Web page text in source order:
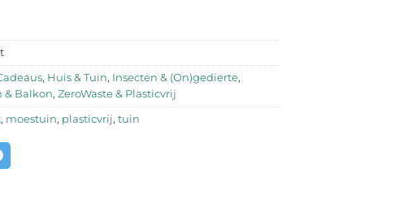
, Huis & Tuin, Insecten & (On)gedierte,
& Balkon, ZeroWaste & Plasticvrij
, moestuin, plasticvrij, tuin